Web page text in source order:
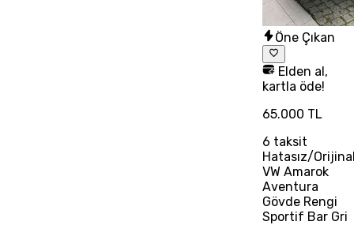
Öne Çıkan
Elden al,
kartla öde!
65.000 TL
6 taksit
Hatasız/
VW Amarok
Aventura
Gövde Rengi
Sportif Bar Gri